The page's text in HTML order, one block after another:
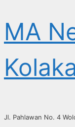
MA
Jl. Pahlawan No. 4